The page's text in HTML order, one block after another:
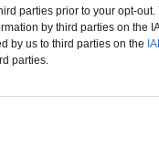
parties prior to your opt-out.
by third parties on the
by us to third parties on the
parties.